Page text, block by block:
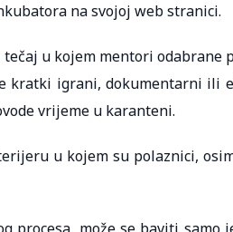
na svojoj web stranici.
u kojem mentori odabrane
kratki igrani, dokumentarni ili
vrijeme u karanteni.
u kojem su polaznici,